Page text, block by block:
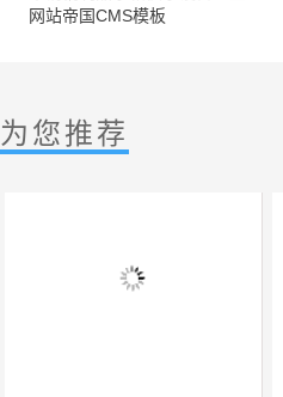
网站帝国CMS模板
为您推荐